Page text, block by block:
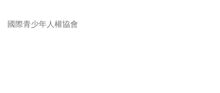
國際青少年人權協會